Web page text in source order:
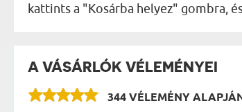
kattints a "Kosárba helyez" gombra,
A VÁSÁRLÓK VÉLEMÉNYEI
344 VÉLEMÉNY